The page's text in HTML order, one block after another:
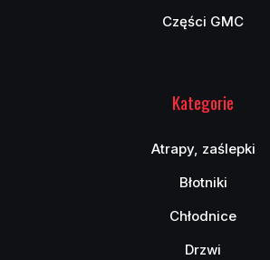
Części GMC
Kategorie
Atrapy, zaślepki
Błotniki
Chłodnice
Drzwi